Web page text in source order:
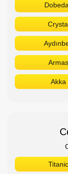
Armas
Akka
Titanic